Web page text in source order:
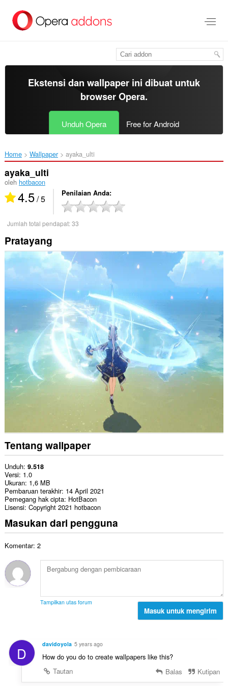
konten
Ekstensi dan wallpaper ini dibuat untuk
browser Opera.
Unduh Opera Free for Android
Home Wallpaper ayaka_ulti‎
ayaka_ulti
oleh hotbacon
4.5/ 5 Penilaian Anda
Jumlah total pendapat:33
Pratayang
Tentang wallpaper
Unduh 9.518
Versi 1.0
Ukuran 1,6 MB
Pembaruan terakhir 14 April 2021
Pemegang hak cipta HotBacon
Lisensi Copyright 2021 hotbacon
Masukan dari pengguna
Komentar: 2
Tampilkan utas forum
Masuk untuk mengirim
D davidoyola 5 years ago
How do you do to create wallpapers like this?
Tautan
Balas Kutipan